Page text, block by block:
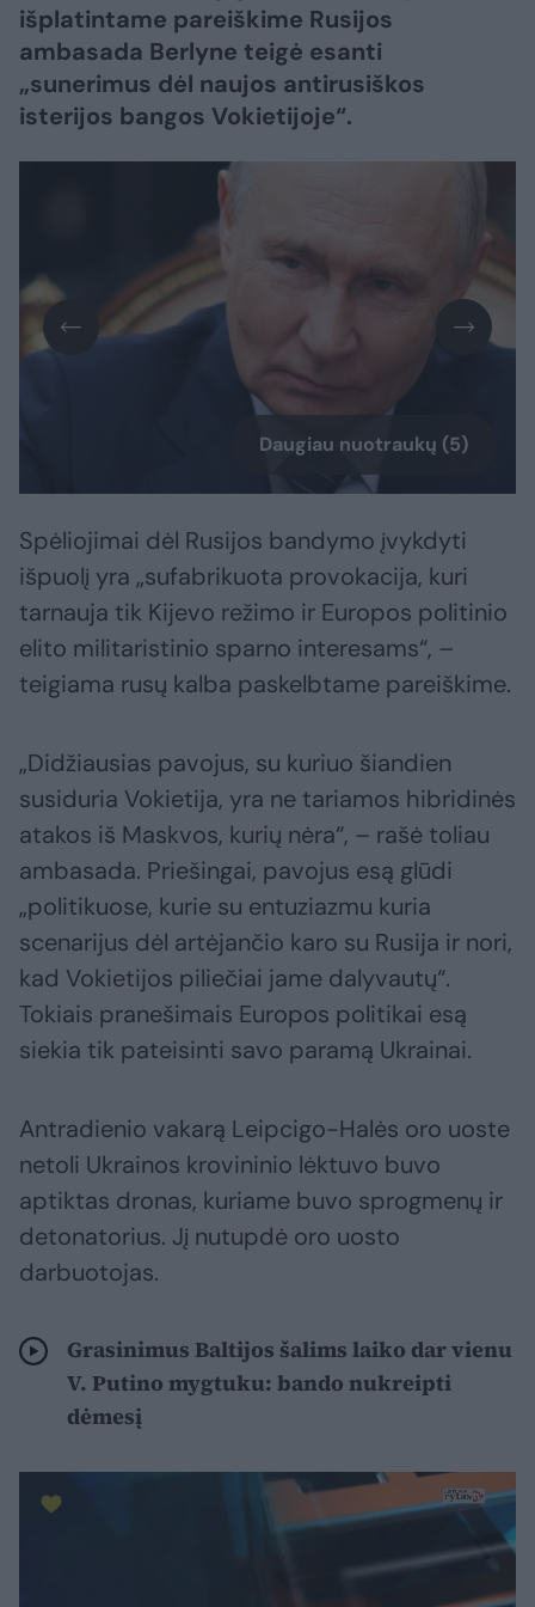
išplatintame pareiškime Rusijos
ambasada Berlyne teigė esanti
„sunerimus dėl naujos antirusiškos
isterijos bangos Vokietijoje“.
Daugiau nuotraukų (5)
Spėliojimai dėl Rusijos bandymo įvykdyti
išpuolį yra „sufabrikuota provokacija, kuri
tarnauja tik Kijevo režimo ir Europos politinio
elito militaristinio sparno interesams“, –
teigiama rusų kalba paskelbtame pareiškime.
„Didžiausias pavojus, su kuriuo šiandien
susiduria Vokietija, yra ne tariamos hibridinės
atakos iš Maskvos, kurių nėra“, – rašė toliau
ambasada. Priešingai, pavojus esą glūdi
„politikuose, kurie su entuziazmu kuria
scenarijus dėl artėjančio karo su Rusija ir nori,
kad Vokietijos piliečiai jame dalyvautų“.
Tokiais pranešimais Europos politikai esą
siekia tik pateisinti savo paramą Ukrainai.
Antradienio vakarą Leipcigo-Halės oro uoste
netoli Ukrainos krovininio lėktuvo buvo
aptiktas dronas, kuriame buvo sprogmenų ir
detonatorius. Jį nutupdė oro uosto
darbuotojas.
Grasinimus Baltijos šalims laiko dar vienu
V. Putino mygtuku: bando nukreipti
dėmesį